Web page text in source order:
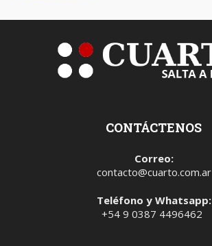
CONTÁCTENOS
Correo:
contacto@cuarto.com.ar
Teléfono y Whatsapp:
+54 9 0387 4496462